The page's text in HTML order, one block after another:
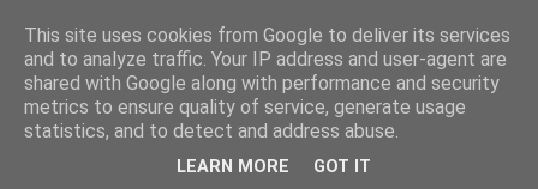
This site uses cookies from Google to deliver its services
and to analyze traffic. Your IP address and user-agent are
shared with Google along with performance and security
metrics to ensure quality of service, generate usage
statistics, and to detect and address abuse.
LEARN MORE GOT IT